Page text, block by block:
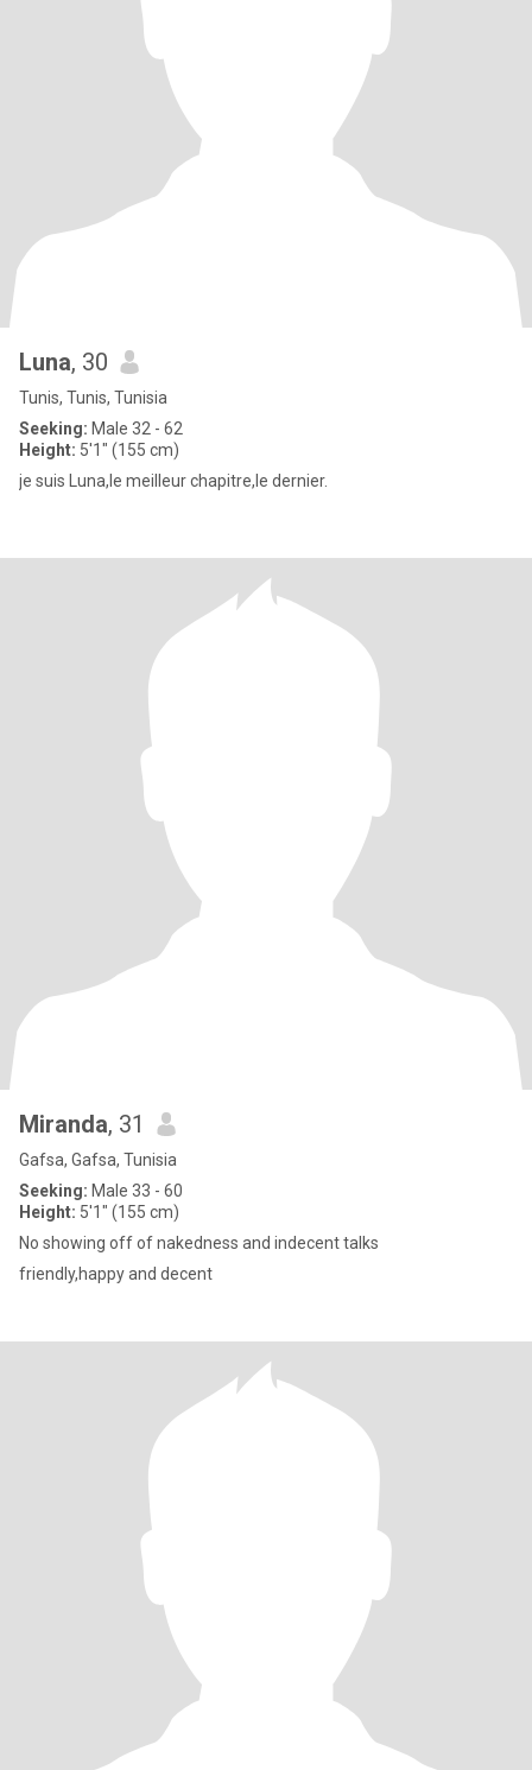
Luna, 30
Tunis, Tunis, Tunisia
Seeking: Male 32 - 62
Height: 5'1" (155 cm)
je suis Luna,le meilleur chapitre,le dernier.
Miranda, 31
Gafsa, Gafsa, Tunisia
Seeking: Male 33 - 60
Height: 5'1" (155 cm)
No showing off of nakedness and indecent talks
friendly,happy and decent